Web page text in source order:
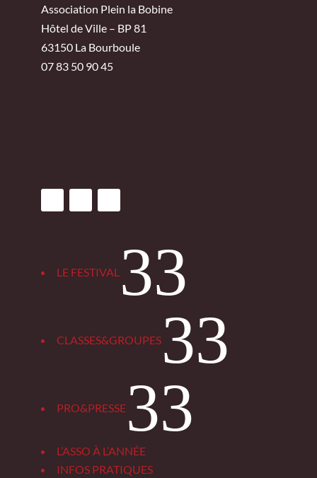
Association Plein la Bobine
Hôtel de Ville – BP 81
63150 La Bourboule
07 83 50 90 45
LE FESTIVAL 3
CLASSES&GROUPES 3
PRO&PRESSE 3
L’ASSO À L’ANNÉE
INFOS PRATIQUES